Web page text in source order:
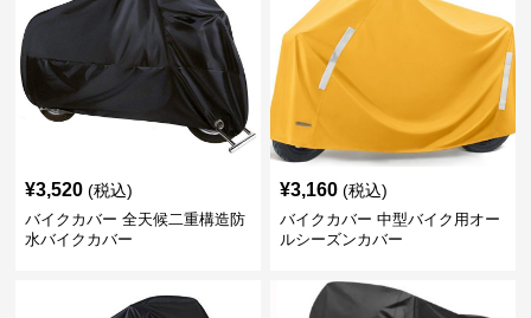
¥3,520 (税込)
バイクカバー 全天候二重構造防
水バイクカバー
¥3,160 (税込)
バイクカバー 中型バイク用オー
ルシーズンカバー